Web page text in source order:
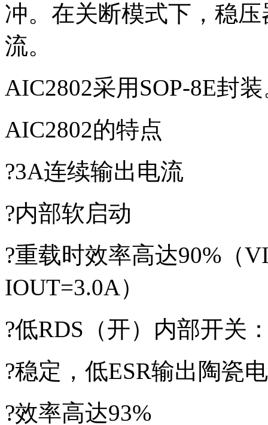
冲。在关断模式下，稳
流。
AIC2802采用SOP-8E封
AIC2802的特点
?3A连续输出电流
?内部软启动
?重载时效率高达90%（
IOUT=3.0A）
?低RDS（开）内部开关
?稳定，低ESR输出陶瓷
?效率高达93%